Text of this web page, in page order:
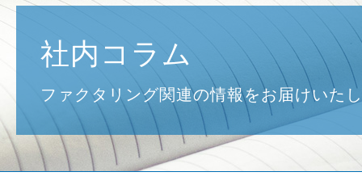
社内コラム
ファクタリング関連の情報をお届けいた